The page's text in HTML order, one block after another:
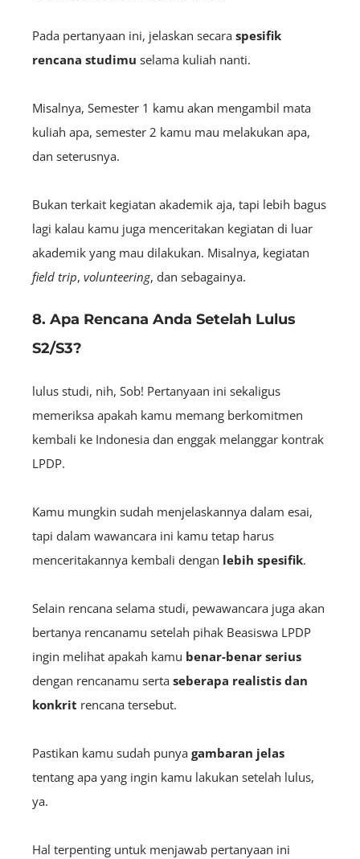
Pada pertanyaan ini, jelaskan secara spesifik
rencana studimu selama kuliah nanti.
Misalnya, Semester 1 kamu akan mengambil mata
kuliah apa, semester 2 kamu mau melakukan apa,
dan seterusnya.
Bukan terkait kegiatan akademik aja, tapi lebih bagus
lagi kalau kamu juga menceritakan kegiatan di luar
akademik yang mau dilakukan. Misalnya, kegiatan
field trip, volunteering, dan sebagainya.
8. Apa Rencana Anda Setelah Lulus
S2/S3?
lulus studi, nih, Sob! Pertanyaan ini sekaligus
memeriksa apakah kamu memang berkomitmen
kembali ke Indonesia dan enggak melanggar kontrak
LPDP.
Kamu mungkin sudah menjelaskannya dalam esai,
tapi dalam wawancara ini kamu tetap harus
menceritakannya kembali dengan lebih spesifik.
Selain rencana selama studi, pewawancara juga akan
bertanya rencanamu setelah pihak Beasiswa LPDP
ingin melihat apakah kamu benar-benar serius
dengan rencanamu serta seberapa realistis dan
konkrit rencana tersebut.
Pastikan kamu sudah punya gambaran jelas
tentang apa yang ingin kamu lakukan setelah lulus,
ya.
Hal terpenting untuk menjawab pertanyaan ini